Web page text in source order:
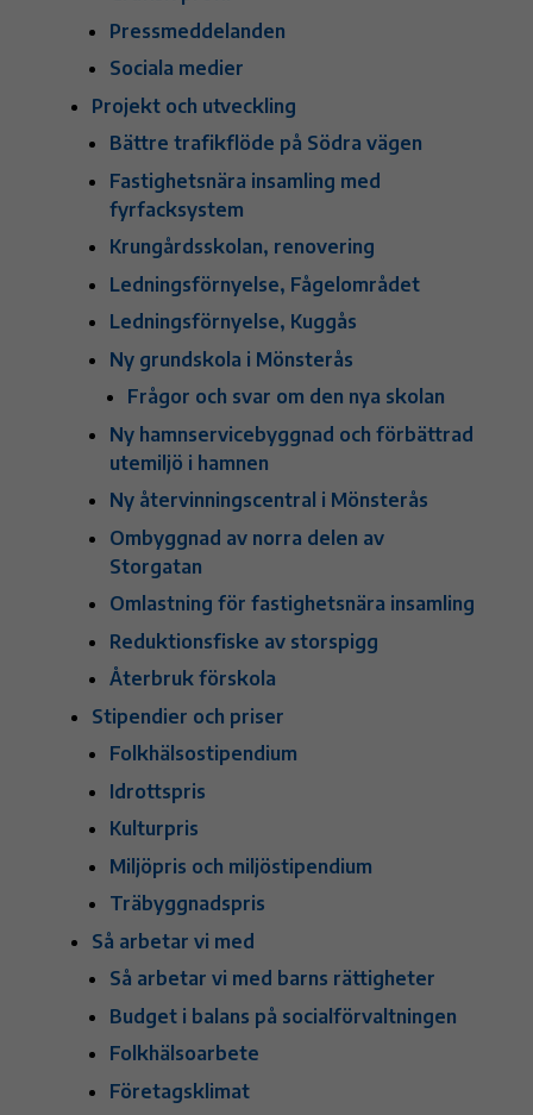
Pressmeddelanden
Sociala medier
Projekt och utveckling
Bättre trafikflöde på Södra vägen
Fastighetsnära insamling med
fyrfacksystem
Krungårdsskolan, renovering
Ledningsförnyelse, Fågelområdet
Ledningsförnyelse, Kuggås
Ny grundskola i Mönsterås
Frågor och svar om den nya skolan
Ny hamnservicebyggnad och förbättrad
utemiljö i hamnen
Ny återvinningscentral i Mönsterås
Ombyggnad av norra delen av
Storgatan
Omlastning för fastighetsnära insamling
Reduktionsfiske av storspigg
Återbruk förskola
Stipendier och priser
Folkhälsostipendium
Idrottspris
Kulturpris
Miljöpris och miljöstipendium
Träbyggnadspris
Så arbetar vi med
Så arbetar vi med barns rättigheter
Budget i balans på socialförvaltningen
Folkhälsoarbete
Företagsklimat